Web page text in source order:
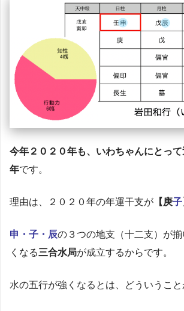
今年２０２０年も、いわちゃんにとっ
年です。
理由は、２０２０年の年運干支が 【庚子
申・子・辰の３つの地支（十二支）が揃
くなる三合水局が成立するからです。
水の五行が強くなるとは、どういうこと